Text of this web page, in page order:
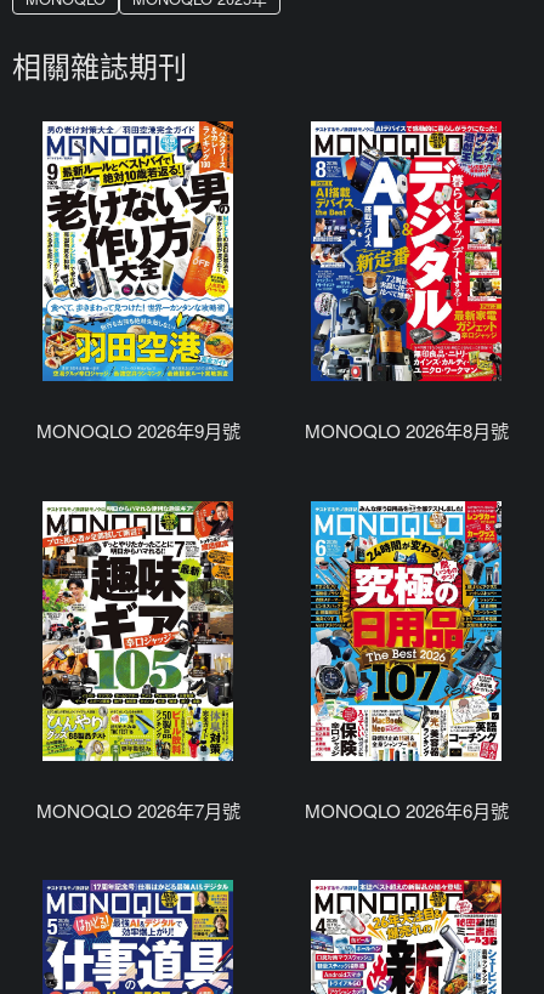
相關雜誌期刊
MONOQLO 2026年9月號 MONOQLO 2026年8月號
MONOQLO 2026年7月號 MONOQLO 2026年6月號